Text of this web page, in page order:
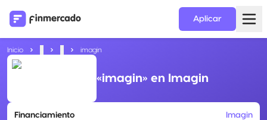
Aplicar
Inicio imagin
«imagin» en Imagin
Financiamiento
Imagin